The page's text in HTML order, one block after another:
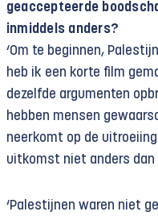
geaccepteerde
inmiddels anders?
‘Om te beginnen,
heb ik een korte film
dezelfde argumenten
hebben mensen
neerkomt op de
uitkomst niet anders dan
‘Palestijnen waren niet